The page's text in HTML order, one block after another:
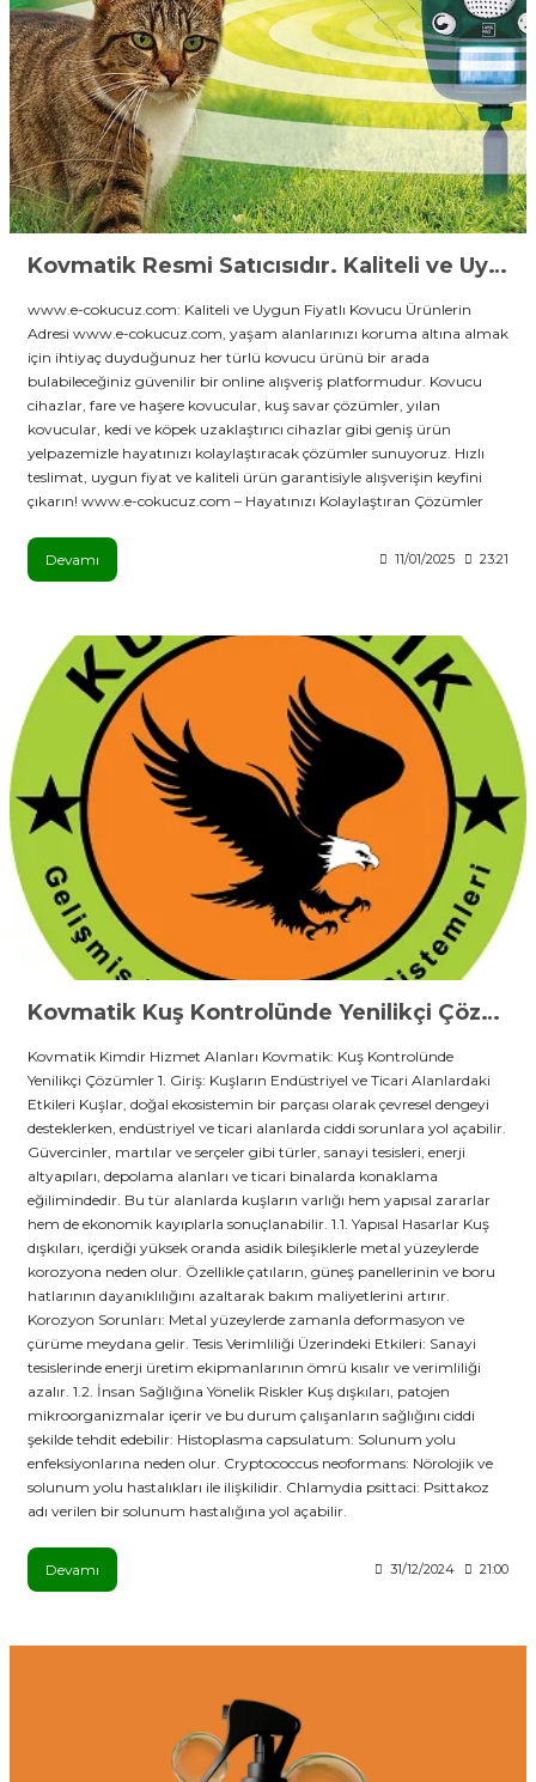
Kovmatik Resmi Satıcısıdır. Kaliteli ve Uygun Fiyatlı Kovucu Ürünlerin Güvenli adres
www.e-cokucuz.com: Kaliteli ve Uygun Fiyatlı Kovucu Ürünlerin
Adresi www.e-cokucuz.com, yaşam alanlarınızı koruma altına almak
için ihtiyaç duyduğunuz her türlü kovucu ürünü bir arada
bulabileceğiniz güvenilir bir online alışveriş platformudur. Kovucu
cihazlar, fare ve haşere kovucular, kuş savar çözümler, yılan
kovucular, kedi ve köpek uzaklaştırıcı cihazlar gibi geniş ürün
yelpazemizle hayatınızı kolaylaştıracak çözümler sunuyoruz. Hızlı
teslimat, uygun fiyat ve kaliteli ürün garantisiyle alışverişin keyfini
çıkarın! www.e-cokucuz.com – Hayatınızı Kolaylaştıran Çözümler
Devamı 11/01/2025 23:21
Kovmatik Kuş Kontrolünde Yenilikçi Çözümler
Kovmatik Kimdir Hizmet Alanları Kovmatik: Kuş Kontrolünde
Yenilikçi Çözümler 1. Giriş: Kuşların Endüstriyel ve Ticari Alanlardaki
Etkileri Kuşlar, doğal ekosistemin bir parçası olarak çevresel dengeyi
desteklerken, endüstriyel ve ticari alanlarda ciddi sorunlara yol açabilir.
Güvercinler, martılar ve serçeler gibi türler, sanayi tesisleri, enerji
altyapıları, depolama alanları ve ticari binalarda konaklama
eğilimindedir. Bu tür alanlarda kuşların varlığı hem yapısal zararlar
hem de ekonomik kayıplarla sonuçlanabilir. 1.1. Yapısal Hasarlar Kuş
dışkıları, içerdiği yüksek oranda asidik bileşiklerle metal yüzeylerde
korozyona neden olur. Özellikle çatıların, güneş panellerinin ve boru
hatlarının dayanıklılığını azaltarak bakım maliyetlerini artırır.
Korozyon Sorunları: Metal yüzeylerde zamanla deformasyon ve
çürüme meydana gelir. Tesis Verimliliği Üzerindeki Etkileri: Sanayi
tesislerinde enerji üretim ekipmanlarının ömrü kısalır ve verimliliği
azalır. 1.2. İnsan Sağlığına Yönelik Riskler Kuş dışkıları, patojen
mikroorganizmalar içerir ve bu durum çalışanların sağlığını ciddi
şekilde tehdit edebilir: Histoplasma capsulatum: Solunum yolu
enfeksiyonlarına neden olur. Cryptococcus neoformans: Nörolojik ve
solunum yolu hastalıkları ile ilişkilidir. Chlamydia psittaci: Psittakoz
adı verilen bir solunum hastalığına yol açabilir.
Devamı 31/12/2024 21:00